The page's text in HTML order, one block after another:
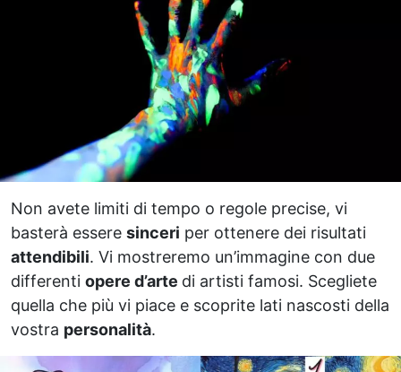
Non avete limiti di tempo o regole precise, vi
basterà essere sinceri per ottenere dei risultati
attendibili. Vi mostreremo un’immagine con due
differenti opere d’arte di artisti famosi. Scegliete
quella che più vi piace e scoprite lati nascosti della
vostra personalità.